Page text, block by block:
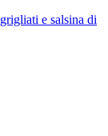
e salsina di